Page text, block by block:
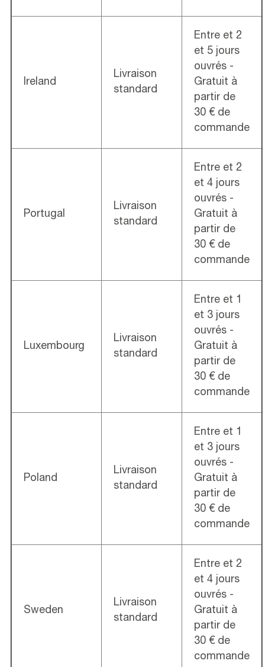
Ireland
Livraison
standard
Entre et 2
et 5 jours
ouvrés -
Gratuit à
partir de
30 € de
commande
Portugal
Livraison
standard
Entre et 2
et 4 jours
ouvrés -
Gratuit à
partir de
30 € de
commande
Luxembourg
Livraison
standard
Entre et 1
et 3 jours
ouvrés -
Gratuit à
partir de
30 € de
commande
Poland
Livraison
standard
Entre et 1
et 3 jours
ouvrés -
Gratuit à
partir de
30 € de
commande
Sweden
Livraison
standard
Entre et 2
et 4 jours
ouvrés -
Gratuit à
partir de
30 € de
commande